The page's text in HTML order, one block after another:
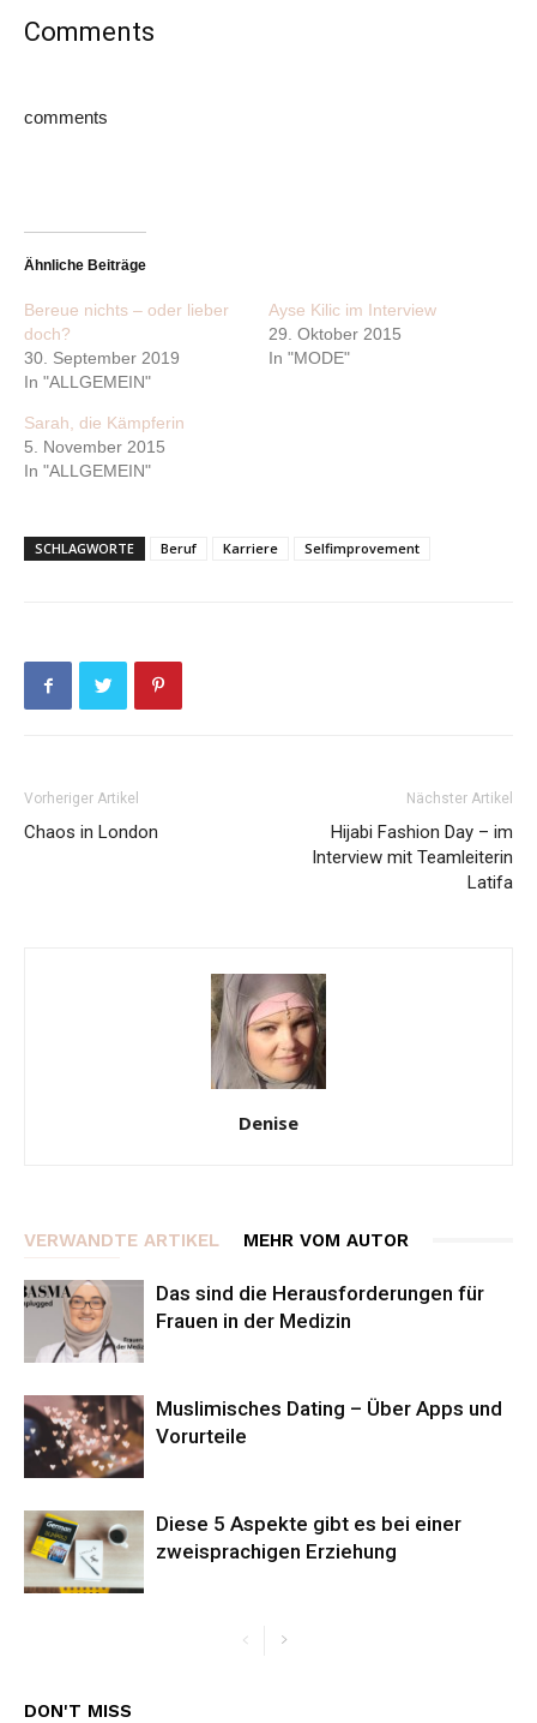
Comments
comments
Ähnliche Beiträge
Bereue nichts – oder lieber
doch?
30. September 2019
In "ALLGEMEIN"
Ayse Kilic im Interview
29. Oktober 2015
In "MODE"
Sarah, die Kämpferin
5. November 2015
In "ALLGEMEIN"
SCHLAGWORTE Beruf Karriere Selfimprovement
Vorheriger Artikel
Chaos in London
Nächster Artikel
Hijabi Fashion Day – im
Interview mit Teamleiterin
Latifa
Denise
VERWANDTE ARTIKEL MEHR VOM AUTOR
Das sind die Herausforderungen für
Frauen in der Medizin
Muslimisches Dating – Über Apps und
Vorurteile
Diese 5 Aspekte gibt es bei einer
zweisprachigen Erziehung
DON'T MISS